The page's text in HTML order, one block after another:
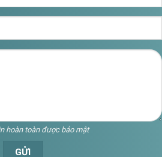
hoàn toàn được bảo mật